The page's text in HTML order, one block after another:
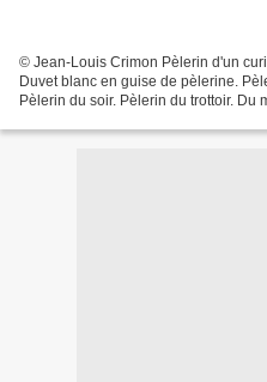
© Jean-Louis Crimon Pèlerin d'un
Duvet blanc en guise de pèlerine.
Pèlerin du soir. Pèlerin du trottoir. Du